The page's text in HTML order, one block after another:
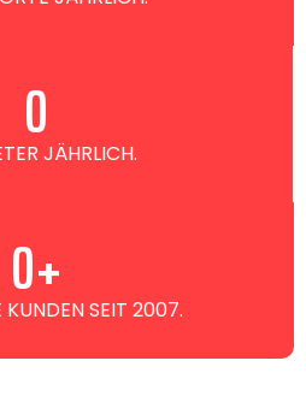
JÄHRLICH.
0
KUNDEN SEIT 2007.
0+